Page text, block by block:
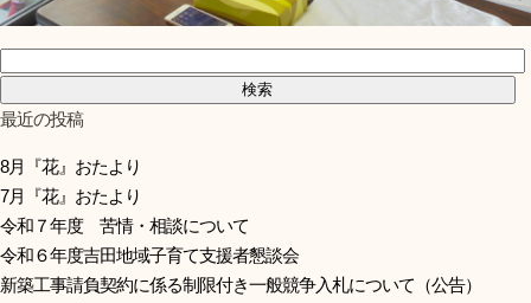
最近の投稿
8月『花』おたより
7月『花』おたより
令和７年度 苦情・相談について
令和６年度吉田地域子育て支援者懇談会
新築工事請負契約に係る制限付き一般競争入札について（公告）